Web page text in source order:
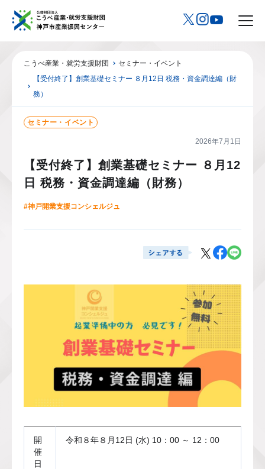
こうべ産業・就労支援財団
セミナー・イベント
【受付終了】創業基礎セミナー ８月12日 税務・資金調達編（財
務）
セミナー・イベント
2026年7月1日
【受付終了】創業基礎セミナー ８月12
日 税務・資金調達編（財務）
#神戸開業支援コンシェルジュ
開
催
日
令和８年８月12日 (水) 10：00 ～ 12：00